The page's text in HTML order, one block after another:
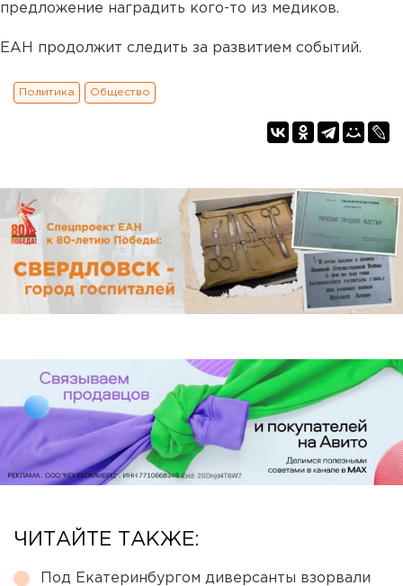
предложение наградить кого-то из медиков.
ЕАН продолжит следить за развитием событий.
Политика Общество
ЧИТАЙТЕ ТАКЖЕ:
Под Екатеринбургом диверсанты взорвали